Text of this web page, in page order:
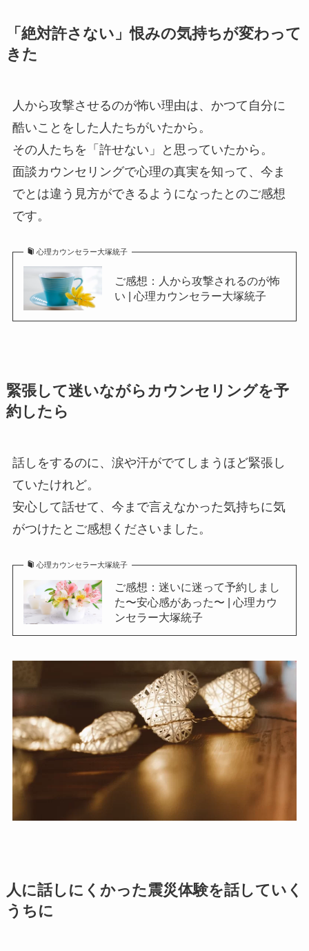
「絶対許さない」恨みの気持ちが変わって
きた
人から攻撃させるのが怖い理由は、かつて自分に
酷いことをした人たちがいたから。
その人たちを「許せない」と思っていたから。
面談カウンセリングで心理の真実を知って、今ま
でとは違う見方ができるようになったとのご感想
です。
心理カウンセラー大塚統子
ご感想：人から攻撃されるのが怖
い | 心理カウンセラー大塚統子
緊張して迷いながらカウンセリングを予
約したら
話しをするのに、涙や汗がでてしまうほど緊張し
ていたけれど。
安心して話せて、今まで言えなかった気持ちに気
がつけたとご感想くださいました。
心理カウンセラー大塚統子
ご感想：迷いに迷って予約しまし
た〜安心感があった〜 | 心理カウ
ンセラー大塚統子
人に話しにくかった震災体験を話していく
うちに